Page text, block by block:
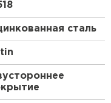
на оборудовании,
и типа
стандартам,
стали;
сталь